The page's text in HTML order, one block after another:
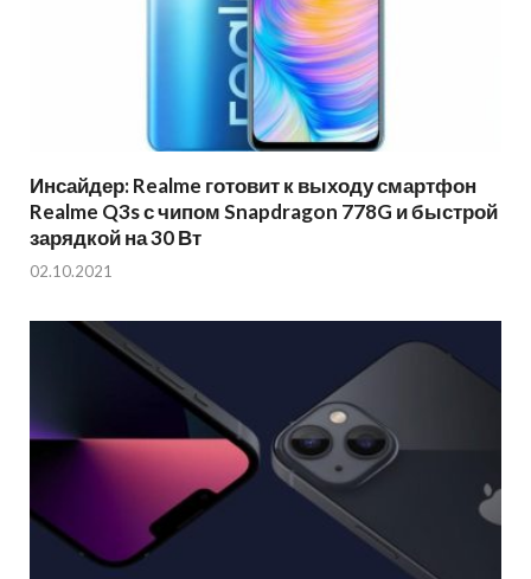
Инсайдер: Realme готовит к выходу смартфон
Realme Q3s с чипом Snapdragon 778G и быстрой
зарядкой на 30 Вт
02.10.2021